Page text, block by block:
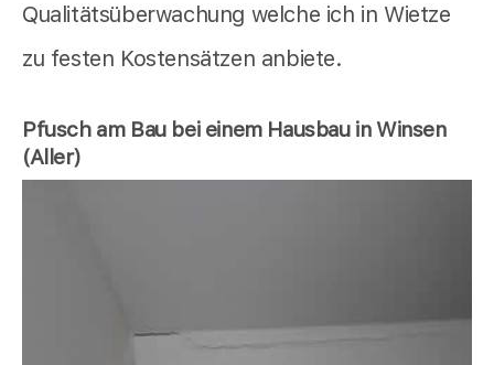
Qualitätsüberwachung welche ich in Wietze
zu festen Kostensätzen anbiete.
Pfusch am Bau bei einem Hausbau in Winsen
(Aller)